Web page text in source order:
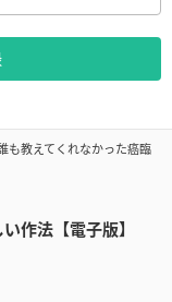
も教えてくれなかった癌臨
作法【電子版】